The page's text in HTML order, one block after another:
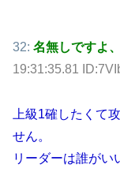
32: 名無しですよ
19:31:35.81
上級1確したくて
せん。
リーダーは誰がい